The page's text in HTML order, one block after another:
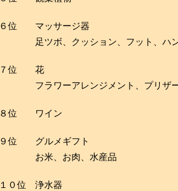
６位 マッサージ器
足ツボ、クッション、フット、ハン
７位 花
フラワーアレンジメント、プリザー
８位 ワイン
９位 グルメギフト
お米、お肉、水産品
１０位 浄水器